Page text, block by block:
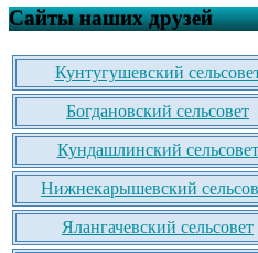
Сайты наших друзей
Кунтугушевский
Богдановский сельсовет
Кундашлинский сельсовет
Нижнекарышевский
Ялангачевский сельсовет